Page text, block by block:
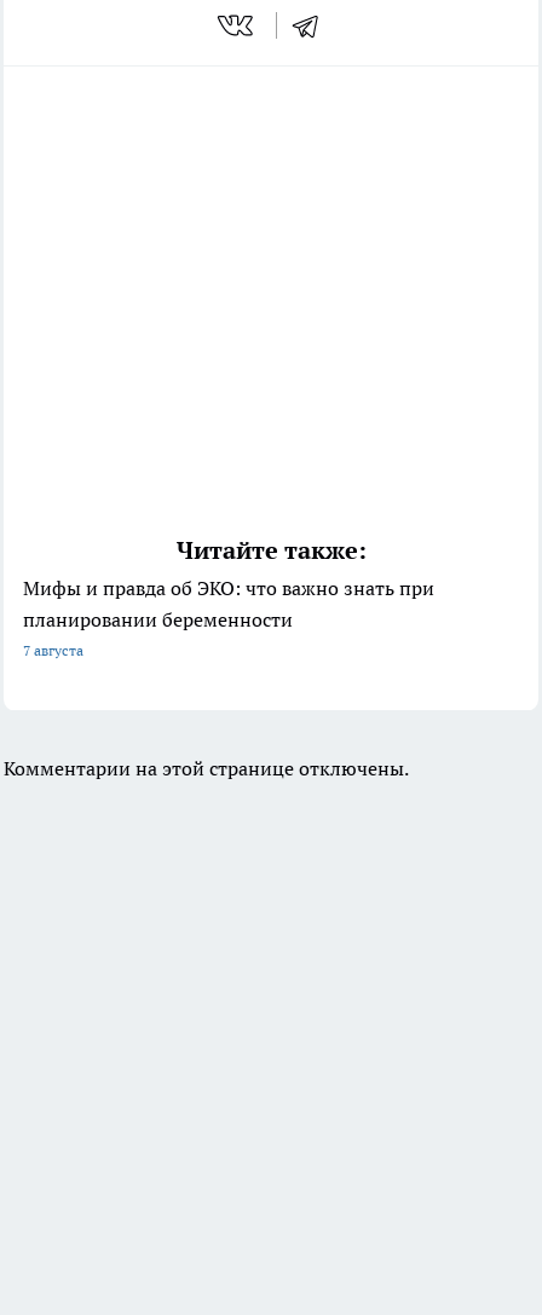
Читайте также:
Мифы и правда об ЭКО: что важно знать при
планировании беременности
7 августа
Комментарии на этой странице отключены.